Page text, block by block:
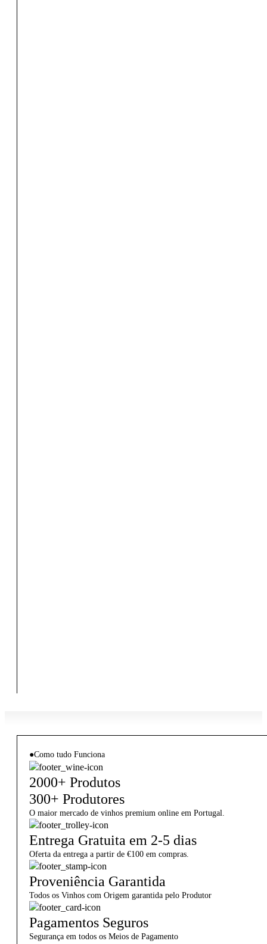
●Como tudo Funciona
2000+ Produtos
300+ Produtores
O maior mercado de vinhos premium online em Portugal.
Entrega Gratuita em 2-5 dias
Oferta da entrega a partir de €100 em compras.
Proveniência Garantida
Todos os Vinhos com Origem garantida pelo Produtor
Pagamentos Seguros
Segurança em todos os Meios de Pagamento